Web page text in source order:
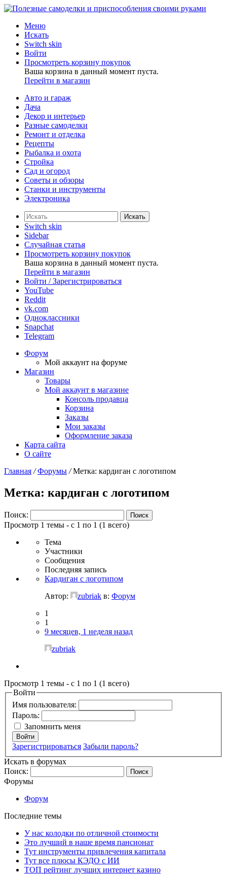
Меню
Искать
Switch skin
Войти
Просмотреть корзину покупок
Ваша корзина в данный момент пуста.
Перейти в магазин
Авто и гараж
Дача
Декор и интерьер
Разные самоделки
Ремонт и отделка
Рецепты
Рыбалка и охота
Стройка
Сад и огород
Советы и обзоры
Станки и инструменты
Электроника
Искать
Switch skin
Sidebar
Случайная статья
Просмотреть корзину покупок
Ваша корзина в данный момент пуста.
Перейти в магазин
Войти / Зарегистрироваться
YouTube
Reddit
vk.com
Одноклассники
Snapchat
Telegram
Форум
Мой аккаунт на форуме
Магазин
Товары
Мой аккаунт в магазине
Консоль продавца
Корзина
Заказы
Мои заказы
Оформление заказа
Карта сайта
О сайте
Главная / Форумы / Метка: кардиган с логотипом
Метка: кардиган с логотипом
Поиск:
Просмотр 1 темы - с 1 по 1 (1 всего)
Тема
Участники
Сообщения
Последняя запись
Кардиган с логотипом
Автор:
zubriak в: Форум
1
1
9 месяцев, 1 неделя назад
zubriak
Просмотр 1 темы - с 1 по 1 (1 всего)
Войти
Имя пользователя:
Пароль:
Запомнить меня
Войти
Зарегистрироваться Забыли пароль?
Искать в форумах
Поиск:
Форумы
Форум
Последние темы
У нас колодки по отличной стоимости
Это лучший в наше время пансионат
Тут инструменты привлечения капитала
Тут все плюсы КЭДО с ИИ
ТОП рейтинг лучших интернет казино